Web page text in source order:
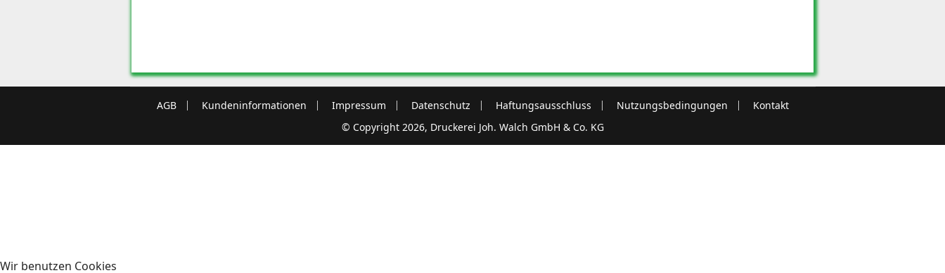
AGB Kundeninformationen Impressum Datenschutz Haftungsausschluss Nutzungsbedingungen
Kontakt
© Copyright 2026, Druckerei Joh. Walch GmbH & Co. KG
Wir benutzen Cookies